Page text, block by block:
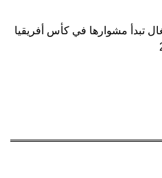
تبدأ مشوارها في كأس أفريقيا